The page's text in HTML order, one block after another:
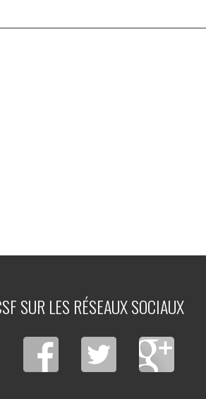
SUR LES RÉSEAUX SOCIAUX